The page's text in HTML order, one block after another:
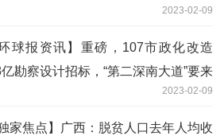
2023-02-09
环球报资讯】重磅，107市政化改造
勘察设计招标，“第二深南大道”要来
2023-02-09
独家焦点】广西：脱贫人口去年人均收